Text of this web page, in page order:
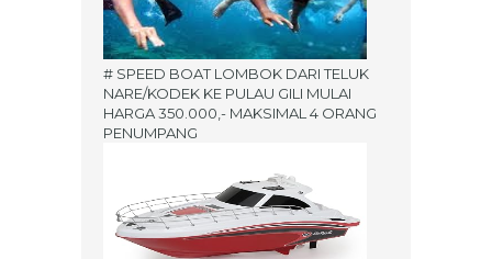
# SPEED BOAT LOMBOK DARI TELUK
NARE/KODEK KE PULAU GILI MULAI
HARGA 350.000,- MAKSIMAL 4 ORANG
PENUMPANG